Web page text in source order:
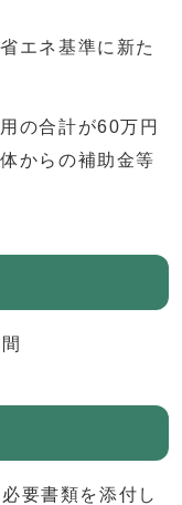
エネ基準に新た
の合計が60万円
からの補助金等
要書類を添付し